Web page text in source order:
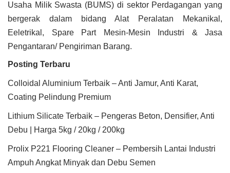
Usaha Milik Swasta (BUMS) di sektor Perdagangan yang
bergerak dalam bidang Alat Peralatan Mekanikal,
Eeletrikal, Spare Part Mesin-Mesin Industri & Jasa
Pengantaran/ Pengiriman Barang.
Posting Terbaru
Colloidal Aluminium Terbaik – Anti Jamur, Anti Karat,
Coating Pelindung Premium
Lithium Silicate Terbaik – Pengeras Beton, Densifier, Anti
Debu | Harga 5kg / 20kg / 200kg
Prolix P221 Flooring Cleaner – Pembersih Lantai Industri
Ampuh Angkat Minyak dan Debu Semen